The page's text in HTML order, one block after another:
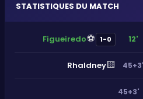
STATISTIQUES DU MATCH
Figueiredo⚽ 1-0 12'
Rhaldney🟨 45+3'
45+3'